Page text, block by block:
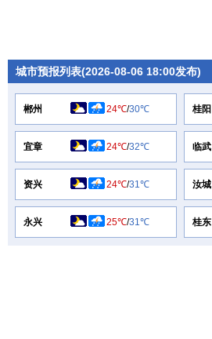
城市预报列表(2026-08-06 18:00发布)
郴州 24℃/30℃ 桂阳
宜章 24℃/32℃ 临武
资兴 24℃/31℃ 汝城
永兴 25℃/31℃ 桂东